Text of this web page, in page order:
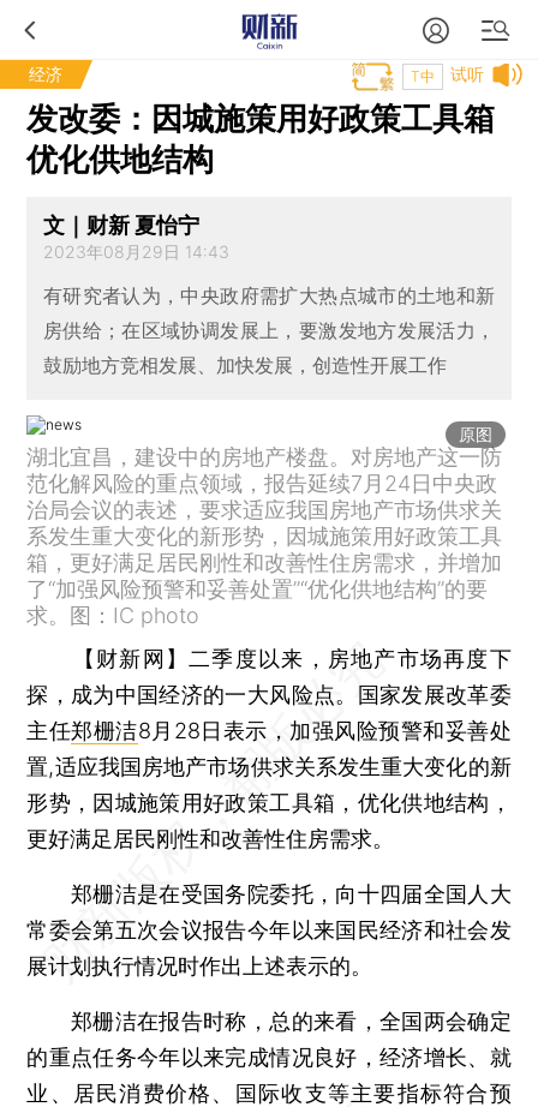
经济 试听
T中
发改委：因城施策用好政策工具箱
优化供地结构
文｜财新 夏怡宁
2023年08月29日 14:43
有研究者认为，中央政府需扩大热点城市的土地和新
房供给；在区域协调发展上，要激发地方发展活力，
鼓励地方竞相发展、加快发展，创造性开展工作
原图
湖北宜昌，建设中的房地产楼盘。对房地产这一防
范化解风险的重点领域，报告延续7月24日中央政
治局会议的表述，要求适应我国房地产市场供求关
系发生重大变化的新形势，因城施策用好政策工具
箱，更好满足居民刚性和改善性住房需求，并增加
了“加强风险预警和妥善处置”“优化供地结构”的要
求。图：IC photo
【财新网】 二季度以来，房地产市场再度下
探，成为中国经济的一大风险点。国家发展改革委
主任郑栅洁8月28日表示，加强风险预警和妥善处
置,适应我国房地产市场供求关系发生重大变化的新
形势，因城施策用好政策工具箱，优化供地结构，
更好满足居民刚性和改善性住房需求。
郑栅洁是在受国务院委托，向十四届全国人大
常委会第五次会议报告今年以来国民经济和社会发
展计划执行情况时作出上述表示的。
郑栅洁在报告时称，总的来看，全国两会确定
的重点任务今年以来完成情况良好，经济增长、就
业、居民消费价格、国际收支等主要指标符合预